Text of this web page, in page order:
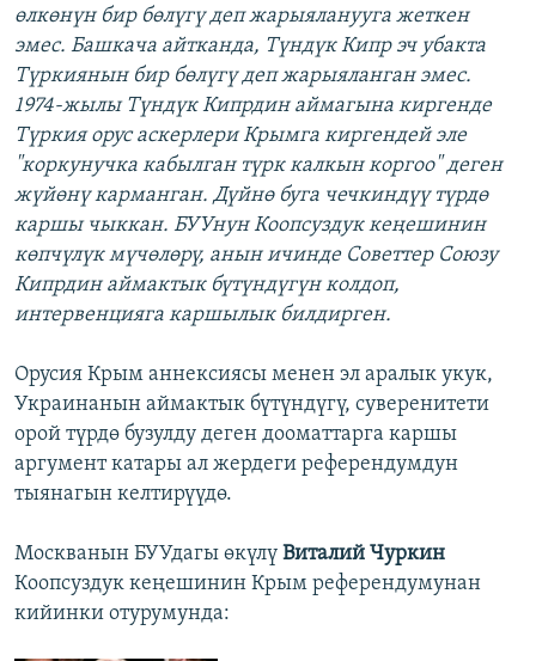
өлкөнүн бир бөлүгү деп жарыяланууга жеткен
эмес. Башкача айтканда, Түндүк Кипр эч убакта
Түркиянын бир бөлүгү деп жарыяланган эмес.
1974-жылы Түндүк Кипрдин аймагына киргенде
Түркия орус аскерлери Крымга киргендей эле
"коркунучка кабылган түрк калкын коргоо" деген
жүйөнү карманган. Дүйнө буга чечкиндүү түрдө
каршы чыккан. БУУнун Коопсуздук кеңешинин
көпчүлүк мүчөлөрү, анын ичинде Советтер Союзу
Кипрдин аймактык бүтүндүгүн колдоп,
интервенцияга каршылык билдирген.
Орусия Крым аннексиясы менен эл аралык укук,
Украинанын аймактык бүтүндүгү, суверенитети
орой түрдө бузулду деген дооматтарга каршы
аргумент катары ал жердеги референдумдун
тыянагын келтирүүдө.
Москванын БУУдагы өкүлү Виталий Чуркин
Коопсуздук кеңешинин Крым референдумунан
кийинки отурумунда: